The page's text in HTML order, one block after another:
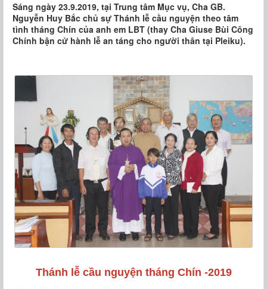
Sáng ngày 23.9.2019, tại Trung tâm Mục vụ, Cha GB.
Nguyễn Huy Bắc chủ sự Thánh lễ cầu nguyện theo tâm
tình tháng Chín của anh em LBT (thay Cha Giuse Bùi Công
Chính bận cử hành lễ an táng cho người thân tại Pleiku).
Thánh lễ cầu nguyện tháng Chín -2019